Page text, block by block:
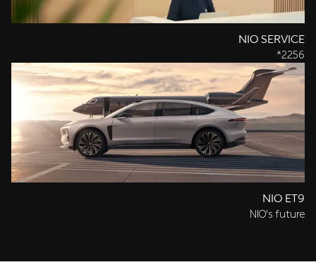
NIO SERVICE
2256*
NIO ET9
NIO's future